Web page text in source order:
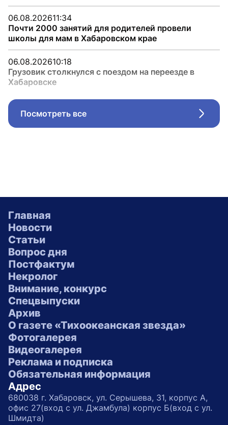
06.08.202611:34
Почти 2000 занятий для родителей провели
школы для мам в Хабаровском крае
06.08.202610:18
Грузовик столкнулся с поездом на переезде в
Хабаровске
Посмотреть все
Главная
Новости
Статьи
Вопрос дня
Постфактум
Некролог
Внимание, конкурс
Спецвыпуски
Архив
О газете «Тихоокеанская звезда»
Фотогалерея
Видеогалерея
Реклама и подписка
Обязательная информация
Адрес
680038 г. Хабаровск, ул. Серышева, 31, корпус А,
офис 27(вход с ул. Джамбула) корпус Б(вход с ул.
Шмидта)